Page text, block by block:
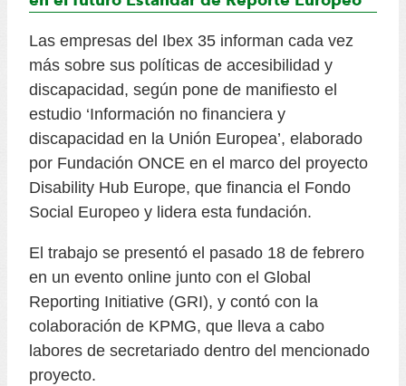
Las empresas del Ibex 35 informan cada vez
más sobre sus políticas de accesibilidad y
discapacidad, según pone de manifiesto el
estudio ‘Información no financiera y
discapacidad en la Unión Europea’, elaborado
por Fundación ONCE en el marco del proyecto
Disability Hub Europe, que financia el Fondo
Social Europeo y lidera esta fundación.
El trabajo se presentó el pasado 18 de febrero
en un evento online junto con el Global
Reporting Initiative (GRI), y contó con la
colaboración de KPMG, que lleva a cabo
labores de secretariado dentro del mencionado
proyecto.